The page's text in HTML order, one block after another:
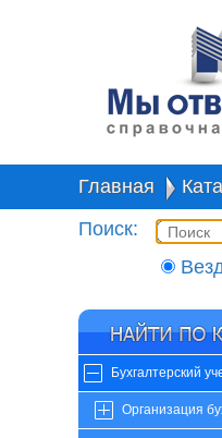
Главная
Поиск:
Бухгалтерский
Организация